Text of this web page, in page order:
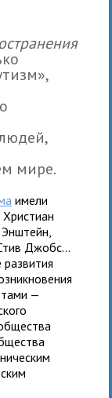
мире.
имели
Джобс...
—